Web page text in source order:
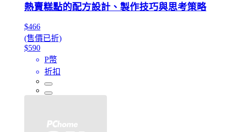
熱賣糕點的配方設計、製作技巧與思考策略
$466
(售價已折)
$590
P幣
折扣